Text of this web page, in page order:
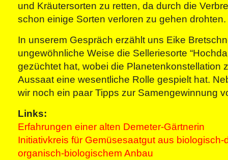
und Kräutersorten zu retten, da durch die
schon einige Sorten verloren zu gehen drohten.
In unserem Gespräch erzählt uns Eike
ungewöhnliche Weise die Selleriesorte
gezüchtet hat, wobei die Planetenkonstellation
Aussaat eine wesentliche Rolle gespielt hat.
wir noch ein paar Tipps zur Samengewinnung
Links:
Erfahrungen einer alten Demeter-Gärtnerin
Initiativkreis für Gemüsesaatgut aus
organisch-biologischem Anbau